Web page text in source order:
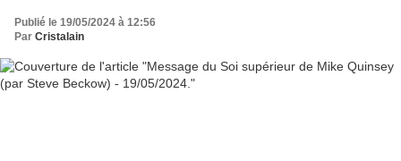
Publié le 19/05/2024 à 12:56
Par Cristalain